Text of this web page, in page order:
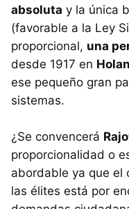
absoluta y la única
(favorable a la Ley
proporcional, una
desde 1917 en
ese pequeño gran
sistemas.
¿Se convencerá
proporcionalidad o
abordable ya que el
las élites está por